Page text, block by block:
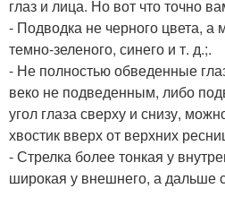
глаз и лица. Но вот что точно
- Подводка не черного цвета, а
темно-зеленого, синего и т. д.;.
- Не полностью обведенные
веко не подведенным, либо
угол глаза сверху и снизу,
хвостик вверх от верхних
- Стрелка более тонкая у
широкая у внешнего, а дальше